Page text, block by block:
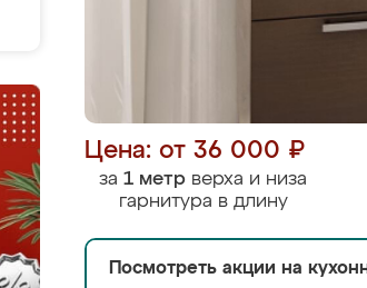
Цена: от 36 000 ₽
за 1 метр верха и низа
гарнитура в длину
Посмотреть акции на